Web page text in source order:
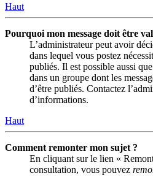
Haut
Pourquoi mon message doit être
L’administrateur peut avoir
dans lequel vous postez
publiés. Il est possible aussi
dans un groupe dont les
d’être publiés. Contactez
d’informations.
Haut
Comment remonter mon sujet ?
En cliquant sur le lien «
consultation, vous pouvez